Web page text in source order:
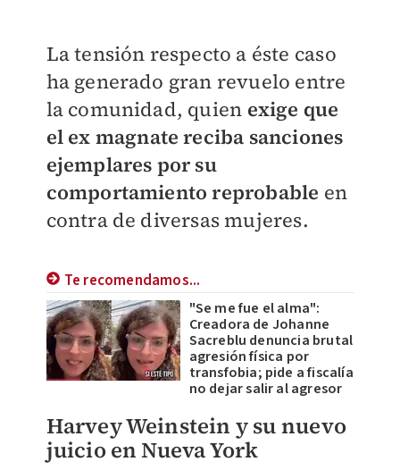
La tensión respecto a éste caso
ha generado gran revuelo entre
la comunidad, quien exige que
el ex magnate reciba sanciones
ejemplares por su
comportamiento reprobable en
contra de diversas mujeres.
Te recomendamos...
"Se me fue el alma":
Creadora de Johanne
Sacreblu denuncia brutal
agresión física por
transfobia; pide a fiscalía
no dejar salir al agresor
Harvey Weinstein y su nuevo
juicio en Nueva York